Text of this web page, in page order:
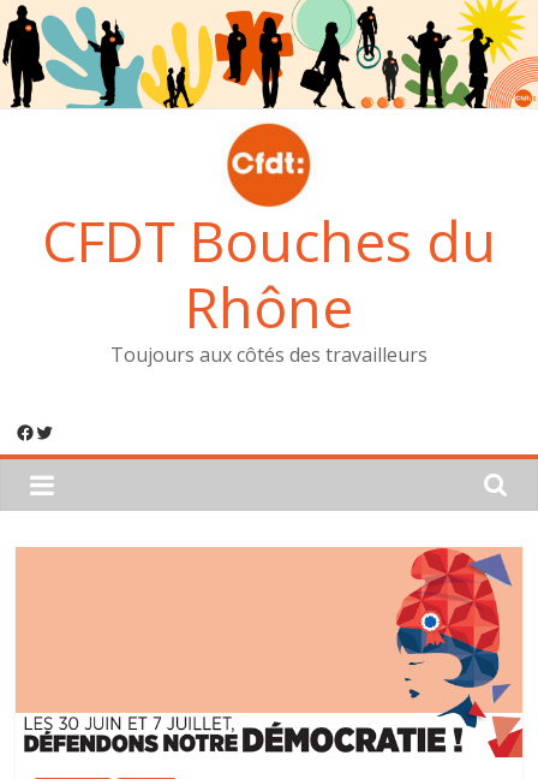
Passer
au
contenu
CFDT Bouches du
Rhône
Toujours aux côtés des travailleurs
Facebook
Twitter